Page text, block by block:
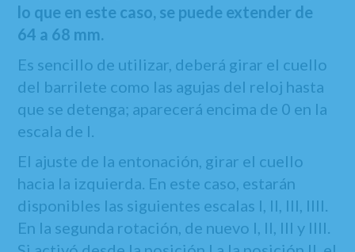
lo que en este caso, se puede extender de
64 a 68 mm.
Es sencillo de utilizar, deberá girar el cuello
del barrilete como las agujas del reloj hasta
que se detenga; aparecerá encima de 0 en la
escala de I.
El ajuste de la entonación, girar el cuello
hacia la izquierda. En este caso, estarán
disponibles las siguientes escalas I, II, III, IIII.
En la segunda rotación, de nuevo I, II, III y IIII.